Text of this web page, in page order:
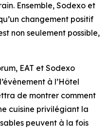
Ensemble, Sodexo et
changement positif
non seulement possible,
, EAT et Sodexo
à l’Hôtel
de montrer comment
cuisine privilégiant la
peuvent à la fois